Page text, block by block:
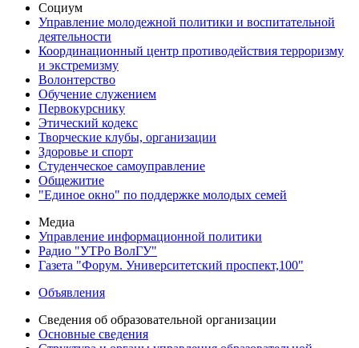
Социум
Управление молодежной политики и воспитательной
деятельности
Координационный центр противодействия терроризму
и экстремизму
Волонтерство
Обучение служением
Первокурснику
Этический кодекс
Творческие клубы, организации
Здоровье и спорт
Студенческое самоуправление
Общежитие
"Единое окно" по поддержке молодых семей
Медиа
Управление информационной политики
Радио "УТРо ВолГУ"
Газета "Форум. Университетский проспект,100"
Объявления
Сведения об образовательной организации
Основные сведения